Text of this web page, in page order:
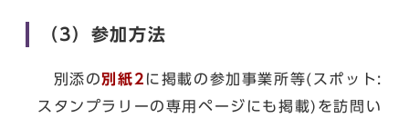
（3）参加方法
別添の別紙2 に掲載の参加事業所等(スポット:
スタンプラリーの専用ページにも掲載)を訪問い